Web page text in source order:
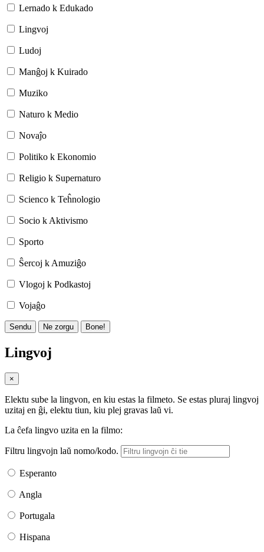
Lernado k Edukado
Lingvoj
Ludoj
Manĝoj k Kuirado
Muziko
Naturo k Medio
Novaĵo
Politiko k Ekonomio
Religio k Supernaturo
Scienco k Teĥnologio
Socio k Aktivismo
Sporto
Ŝercoj k Amuziĝo
Vlogoj k Podkastoj
Vojaĝo
Sendu Ne zorgu Bone!
Lingvoj
×
Elektu sube la lingvon, en kiu estas la filmeto. Se estas pluraj lingvoj
uzitaj en ĝi, elektu tiun, kiu plej gravas laŭ vi.
La ĉefa lingvo uzita en la filmo:
Filtru lingvojn laŭ nomo/kodo.
Esperanto
Angla
Portugala
Hispana